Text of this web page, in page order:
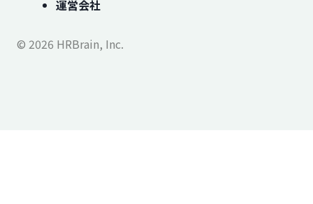
運営会社
© 2026 HRBrain, Inc.